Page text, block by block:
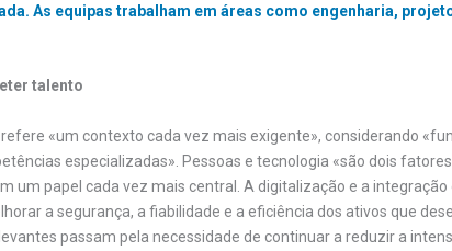
As equipas trabalham em áreas como engenharia,
talento
refere «um contexto cada vez mais exigente», considerando
especializadas». Pessoas e tecnologia «são dois
um papel cada vez mais central. A digitalização e a
a segurança, a fiabilidade e a eficiência dos ativos que
passam pela necessidade de continuar a reduzir a